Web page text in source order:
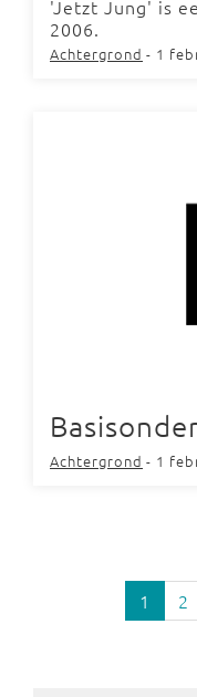
'Jetzt Jung' is
2006.
Achtergrond - 1
Achtergrond - 1
1 2